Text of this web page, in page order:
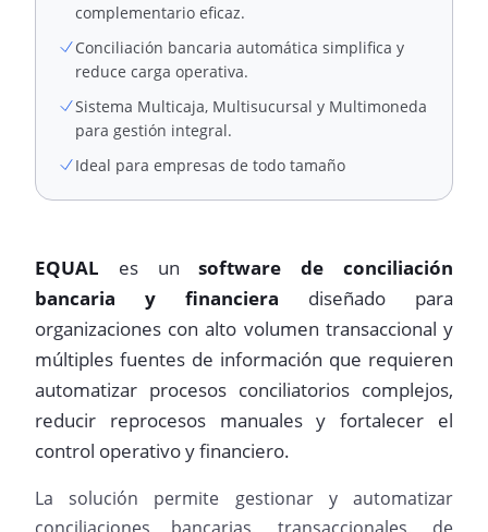
complementario eficaz.
Conciliación bancaria automática simplifica y
reduce carga operativa.
Sistema Multicaja, Multisucursal y Multimoneda
para gestión integral.
Ideal para empresas de todo tamaño
EQUAL es un software de conciliación
bancaria y financiera diseñado para
organizaciones con alto volumen transaccional y
múltiples fuentes de información que requieren
automatizar procesos conciliatorios complejos,
reducir reprocesos manuales y fortalecer el
control operativo y financiero.
La solución permite gestionar y automatizar